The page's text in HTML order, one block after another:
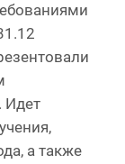
Идет
а также